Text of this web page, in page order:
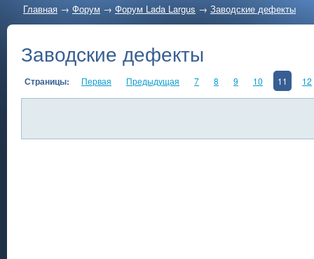
Главная → Форум → Форум Lada Largus → Заводские дефекты
Заводские дефекты
Страницы: Первая Предыдущая 7 8 9 10 11 12